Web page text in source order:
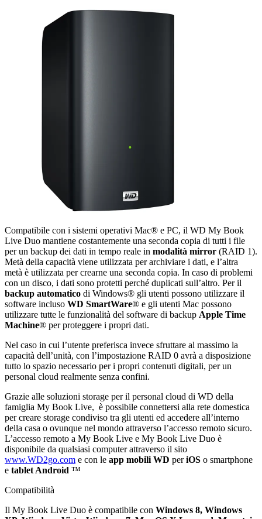
Compatibile con i sistemi operativi Mac® e PC, il WD My Book
Live Duo mantiene costantemente una seconda copia di tutti i file
per un backup dei dati in tempo reale in modalità mirror (RAID 1).
Metà della capacità viene utilizzata per archiviare i dati, e l’altra
metà è utilizzata per crearne una seconda copia. In caso di problemi
con un disco, i dati sono protetti perché duplicati sull’altro. Per il
backup automatico di Windows® gli utenti possono utilizzare il
software incluso WD SmartWare® e gli utenti Mac possono
utilizzare tutte le funzionalità del software di backup Apple Time
Machine® per proteggere i propri dati.
Nel caso in cui l’utente preferisca invece sfruttare al massimo la
capacità dell’unità, con l’impostazione RAID 0 avrà a disposizione
tutto lo spazio necessario per i propri contenuti digitali, per un
personal cloud realmente senza confini.
Grazie alle soluzioni storage per il personal cloud di WD della
famiglia My Book Live, è possibile connettersi alla rete domestica
per creare storage condiviso tra gli utenti ed accedere all’interno
della casa o ovunque nel mondo attraverso l’accesso remoto sicuro.
L’accesso remoto a My Book Live e My Book Live Duo è
disponibile da qualsiasi computer attraverso il sito
www.WD2go.com e con le app mobili WD periOS o smartphone
e tablet Android ™
Compatibilità
Il My Book Live Duo è compatibile con Windows 8, Windows